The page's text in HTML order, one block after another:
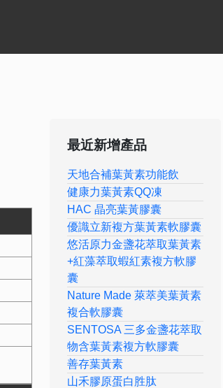
最近新增產品
天地合補葉黃素功能飲
健康力葉黃素QQ凍
HAC 晶亮葉黃膠囊
優識立新複方葉黃素軟膠囊
悠活原力金盞花萃取葉黃素
+紅藻萃取蝦紅素複方軟膠
囊
Nature Made 萊萃美葉黃素
複合軟膠囊
SENTOSA 三多金盞花萃取
物含葉黃素複方軟膠囊
善存葉黃素
山禾膠原蛋白胜肽